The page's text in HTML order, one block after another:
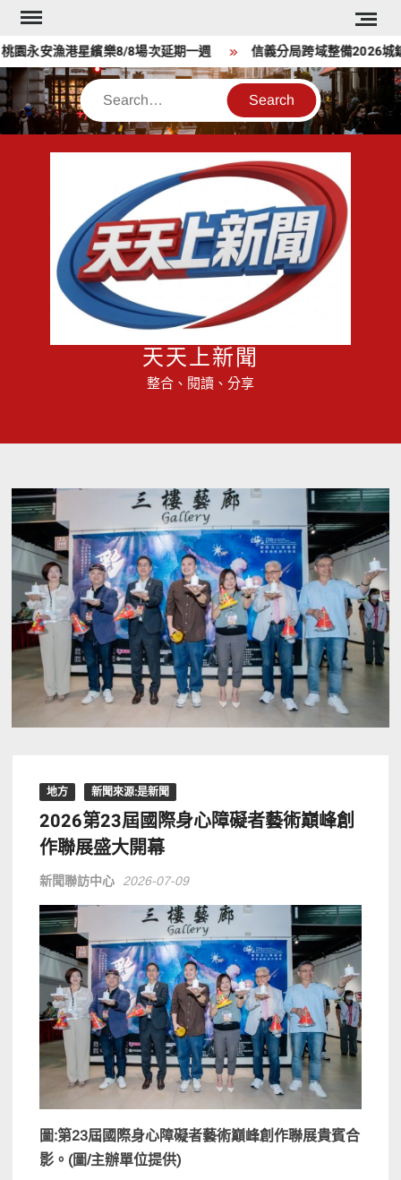
Skip
content
安漁港星繽樂8/8場次延期一週 信義分局跨域整備2026城鎮
Search
天天上新聞
整合、閱讀、分享
地方 新聞來源:是新聞
2026第23屆國際身心障礙者藝術巔峰創
作聯展盛大開幕
新聞聯訪中心 2026-07-09
圖:第23屆國際身心障礙者藝術巔峰創作聯展貴賓合
影。(圖/主辦單位提供)